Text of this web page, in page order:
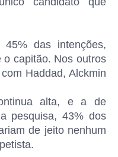
das intenções,
capitão. Nos outros
Haddad, Alckmin
alta, e a de
pesquisa, 43% dos
de jeito nenhum